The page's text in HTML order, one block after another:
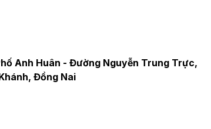
Nhà Phố Gia Đình - Green Villas Đại Phúc, Bình
Chánh, TPHCM